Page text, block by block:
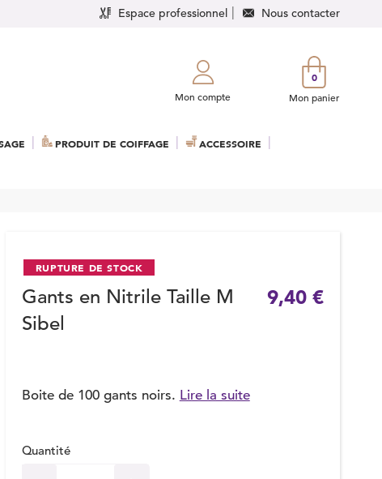
Espace professionnel Nous contacter
Mon compte
0
Mon panier
PRODUIT DE COIFFAGE ACCESSOIRE
RUPTURE DE STOCK
Gants en Nitrile Taille M
Sibel
Boite de 100 gants noirs. Lire la suite
9,40 €
Quantité